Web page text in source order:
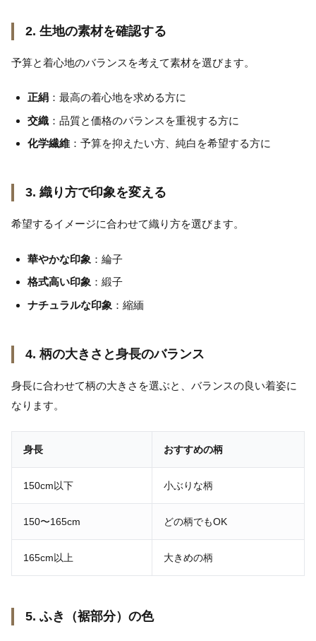
2. 生地の素材を確認する
予算と着心地のバランスを考えて素材を選びます。
正絹：最高の着心地を求める方に
交織：品質と価格のバランスを重視する方に
化学繊維：予算を抑えたい方、純白を希望する方に
3. 織り方で印象を変える
希望するイメージに合わせて織り方を選びます。
華やかな印象 ：綸子
格式高い印象 ：緞子
ナチュラルな印象 ：縮緬
4. 柄の大きさと身長のバランス
身長に合わせて柄の大きさを選ぶと、バランスの良い着姿に
なります。
身長 おすすめの柄
150cm以下 小ぶりな柄
150〜165cm どの柄でもOK
165cm以上 大きめの柄
5. ふき（裾部分）の色